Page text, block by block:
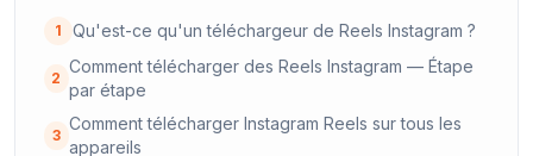
1 Qu'est-ce qu'un téléchargeur de Reels Instagram ?
2
Comment télécharger des Reels Instagram — Étape
par étape
3
Comment télécharger Instagram Reels sur tous les
appareils